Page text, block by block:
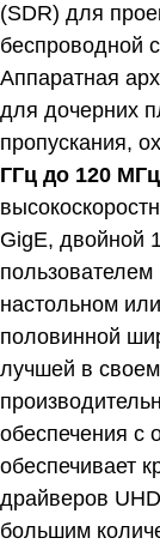
(SDR) для
беспроводной
Аппаратная
для дочерних
пропускания,
ГГц до 120 МГц
GigE, двойной
настольном
половинной
лучшей в
обеспечения с
обеспечивает
драйверов
большим